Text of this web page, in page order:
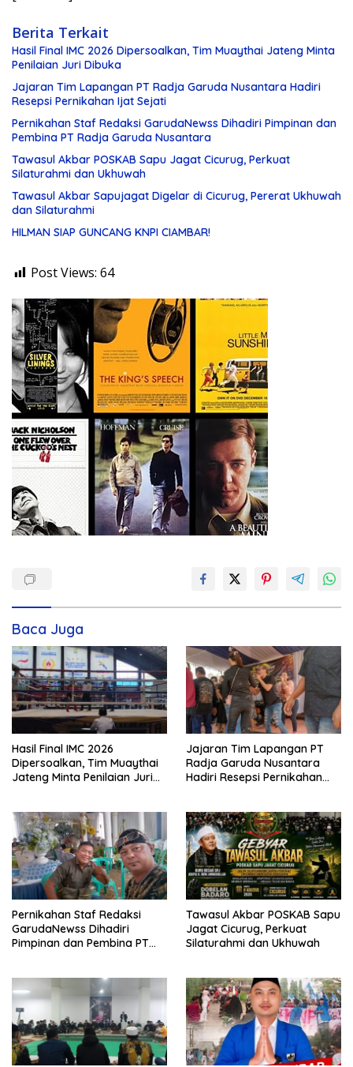
Berita Terkait
Hasil Final IMC 2026 Dipersoalkan, Tim Muaythai Jateng Minta
Penilaian Juri Dibuka
Jajaran Tim Lapangan PT Radja Garuda Nusantara Hadiri
Resepsi Pernikahan Ijat Sejati
Pernikahan Staf Redaksi GarudaNewss Dihadiri Pimpinan dan
Pembina PT Radja Garuda Nusantara
Tawasul Akbar POSKAB Sapu Jagat Cicurug, Perkuat
Silaturahmi dan Ukhuwah
Tawasul Akbar Sapujagat Digelar di Cicurug, Pererat Ukhuwah
dan Silaturahmi
HILMAN SIAP GUNCANG KNPI CIAMBAR!
Post Views: 64
Baca Juga
Hasil Final IMC 2026
Dipersoalkan, Tim Muaythai
Jateng Minta Penilaian Juri
Jajaran Tim Lapangan PT
Radja Garuda Nusantara
Hadiri Resepsi Pernikahan
Pernikahan Staf Redaksi
GarudaNewss Dihadiri
Pimpinan dan Pembina PT
Tawasul Akbar POSKAB Sapu
Jagat Cicurug, Perkuat
Silaturahmi dan Ukhuwah